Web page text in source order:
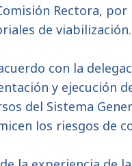
Rectora,
de viabilización.
con la
y ejecución
del Sistema
los riesgos de